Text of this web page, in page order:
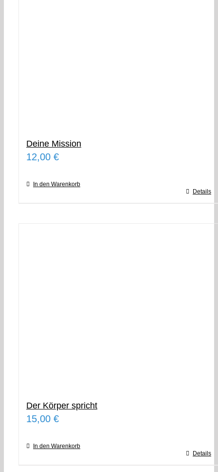
Deine Mission
12,00 €
In den Warenkorb
Details
Der Körper spricht
15,00 €
In den Warenkorb
Details